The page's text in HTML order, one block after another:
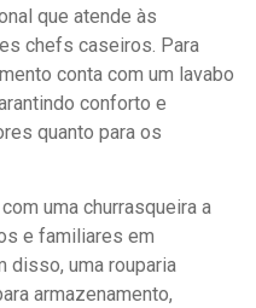
que atende às
chefs caseiros. Para
conta com um lavabo
conforto e
quanto para os
uma churrasqueira a
e familiares em
disso, uma rouparia
armazenamento,